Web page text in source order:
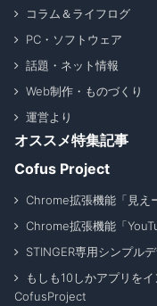
コラム＆ライフログ
PC・ソフトウェア
話題・ネット情報
Web制作・ものづくり
運営より
オススメ特集記事
Cofus Project
Chrome拡張機能「見え
Chrome拡張機能「
STINGER専用シンプル
もしも10しかアプリを
CofusProject